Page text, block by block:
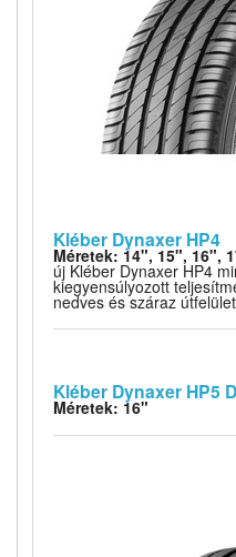
Kléber Dynaxer HP4
Méretek: 14", 15", 16",
új Kléber Dynaxer HP4
kiegyensúlyozott
nedves és száraz
Kléber Dynaxer HP5
Méretek: 16"